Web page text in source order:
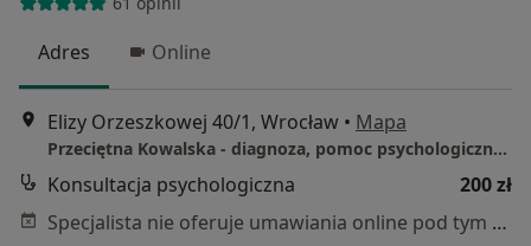
Adres Online
Elizy Orzeszkowej 40/1, Wrocław • Mapa
Przeciętna Kowalska - diagnoza, pomoc psychologiczna, psychoedukacja
Konsultacja psychologiczna
200 zł
Specjalista nie oferuje umawiania online pod tym adresem.